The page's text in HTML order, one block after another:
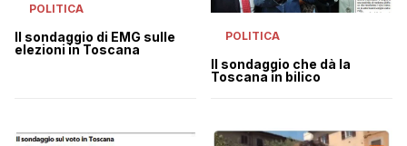
POLITICA
Il sondaggio di EMG sulle
elezioni in Toscana
POLITICA
Il sondaggio che dà la
Toscana in bilico